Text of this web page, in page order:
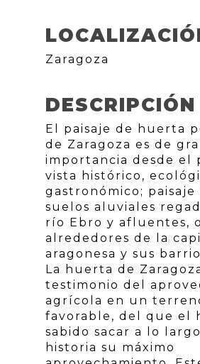
Zaragoza
DESCRIPCIÓN
El paisaje de huerta
de Zaragoza es de
importancia desde el
vista histórico,
gastronómico;
suelos aluviales
río Ebro y afluentes,
alrededores de la
aragonesa y sus
La huerta de
testimonio del
agrícola en un
favorable, del que el
sabido sacar a lo
historia su máximo